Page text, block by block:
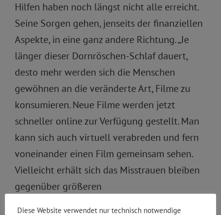
Hilfen haben noch längst nicht alle erreicht.
Seine Sorgen gehen, jenseits der finanziellen
Aspekte, in eine ganz andere Richtung. „Je
länger dieser Dornröschen-Schlaf dauert,
desto mehr werden sich die Menschen
gewöhnen an die veränderte Art, Filme zu
konsumieren. Neue Filme werden jetzt
schneller online zur Verfügung gestellt. Man
kann sich auch virtuell verabreden und fern
voneinander einen Film gemeinsam sehen.
Vielleicht erhält sich das Misstrauen bleiben
gegenüber größeren
Diese Website verwendet nur technisch notwendige